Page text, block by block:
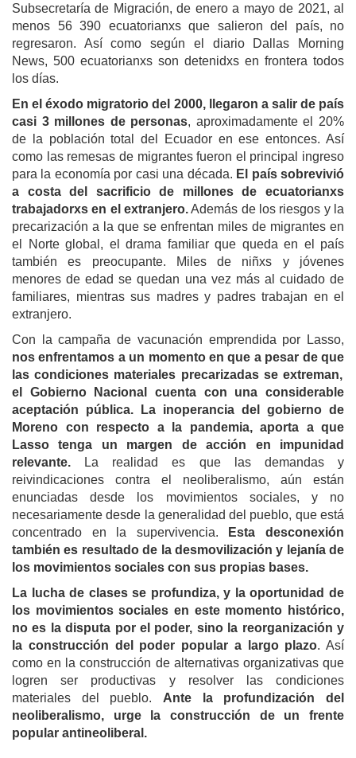
Subsecretaría de Migración, de enero a mayo de 2021, al
menos 56 390 ecuatorianxs que salieron del país, no
regresaron. Así como según el diario Dallas Morning
News, 500 ecuatorianxs son detenidxs en frontera todos
los días.
En el éxodo migratorio del 2000, llegaron a salir de país
casi 3 millones de personas, aproximadamente el 20%
de la población total del Ecuador en ese entonces. Así
como las remesas de migrantes fueron el principal ingreso
para la economía por casi una década. El país sobrevivió
a costa del sacrificio de millones de ecuatorianxs
trabajadorxs en el extranjero.Además de los riesgos y la
precarización a la que se enfrentan miles de migrantes en
el Norte global, el drama familiar que queda en el país
también es preocupante. Miles de niñxs y jóvenes
menores de edad se quedan una vez más al cuidado de
familiares, mientras sus madres y padres trabajan en el
extranjero.
Con la campaña de vacunación emprendida por Lasso,
nos enfrentamos a un momento en que a pesar de que
las condiciones materiales precarizadas seextreman,
el Gobierno Nacional cuenta con una considerable
aceptación pública.
La inoperancia del gobierno de
Moreno con respecto a la pandemia, aporta a que
Lasso tenga un margen de acción en impunidad
relevante.
La realidad es que las demandas y
reivindicaciones contra el neoliberalismo, aún están
enunciadas desde los movimientos sociales, y no
necesariamente desde la generalidad del pueblo, que está
concentrado en la supervivencia.
Esta desconexión
también es resultado de la desmovilización y lejanía de
los movimientos sociales con sus propias bases.
La lucha de clases se profundiza, y la oportunidad de
los movimientos sociales en este momento histórico,
no es la disputa por el poder, sino la reorganización y
la construcción del poder popular a largo plazo. Así
como en la construcción de alternativas organizativas que
logren ser productivas y resolver las condiciones
materiales del pueblo. Ante la profundización del
neoliberalismo, urge la construcción de un frente
popular antineoliberal.